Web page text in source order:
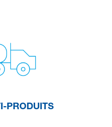
PRODUITS